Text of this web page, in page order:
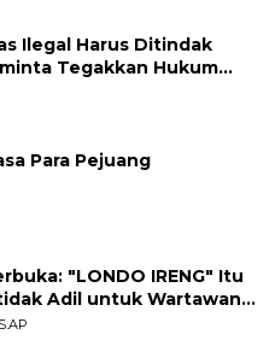
Ilegal Harus Ditindak
Tegakkan Hukum
Bulu
Para Pejuang
"LONDO IRENG" Itu